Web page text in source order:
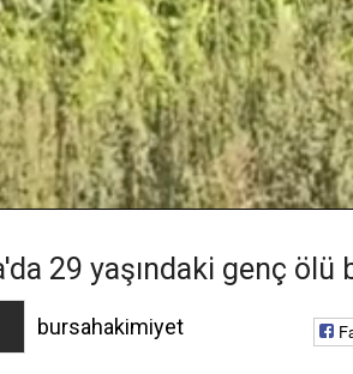
Süre/Toplam
:
bursahakimiyet
Kanala Katıl
29 yaşındaki genç ölü
bursahakimiyet